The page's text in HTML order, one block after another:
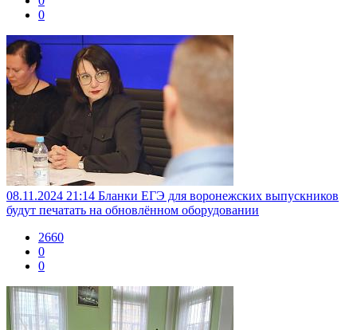
0
08.11.2024 21:14 Бланки ЕГЭ для воронежских выпускников
будут печатать на обновлённом оборудовании
2660
0
0